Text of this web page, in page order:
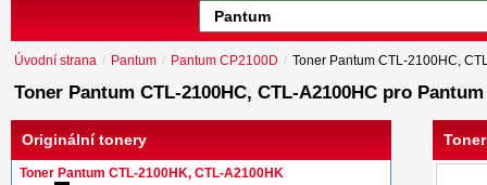
Úvodní strana / Pantum / Pantum CP2100D / Toner Pantum CTL-2100HC,
Toner Pantum CTL-2100HC, CTL-A2100HC pro Pantum
Originální tonery
Toner Pantum CTL-2100HK, CTL-A2100HK